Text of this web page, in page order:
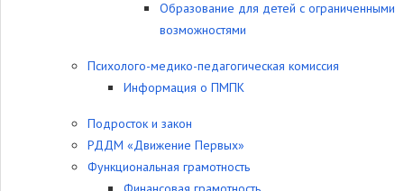
Образование для детей с ограниченными
возможностями
Психолого-медико-педагогическая комиссия
Информация о ПМПК
Подросток и закон
РДДМ «Движение Первых»
Функциональная грамотность